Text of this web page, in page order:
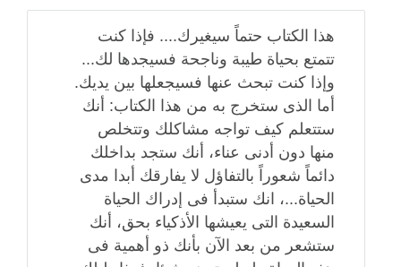
هذا الكتاب حتماً سيغيرك.... فإذا كنت
تتمتع بحياة طيبة وناجحة فسيجدها لك...
وإذا كنت تبحث عنها فسيجعلها بين يديك.
أما الذى ستخرج به من هذا الكتاب: أنك
ستتعلم كيف تواجه مشاكلك وتتخلص
منها دون أدنى عناء، أنك ستجد بداخلك
دائماً شعوراً بالتفاؤل لا يفارقك أبدا مدى
الحياة...، انك ستبدأ فى إدراك الحياة
السعيدة التى يعيشها الأذكياء بحق، أنك
ستشعر من بعد الآن بأنك ذو أهمية فى